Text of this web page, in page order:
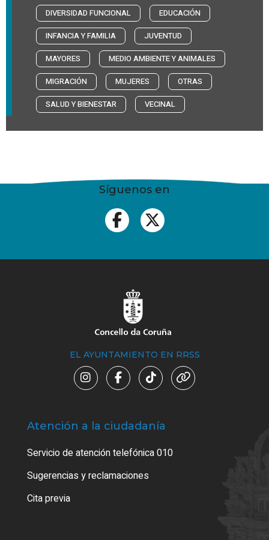
DIVERSIDAD FUNCIONAL
EDUCACIÓN
INFANCIA Y FAMILIA
JUVENTUD
MAYORES
MEDIO AMBIENTE Y ANIMALES
MIGRACIÓN
MUJERES
OTRAS
SALUD Y BIENESTAR
VECINAL
Síguenos en
EL AYUNTAMIENTO EN RRSS
Atención a la ciudadanía
Servicio de atención telefónica 010
Sugerencias y reclamaciones
Cita previa